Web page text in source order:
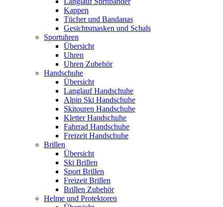
Kappen
Tücher und Bandanas
Gesichtsmasken und Schals
Sportuhren
Übersicht
Uhren
Uhren Zubehör
Handschuhe
Übersicht
Langlauf Handschuhe
Alpin Ski Handschuhe
Skitouren Handschuhe
Kletter Handschuhe
Fahrrad Handschuhe
Freizeit Handschuhe
Brillen
Übersicht
Ski Brillen
Sport Brillen
Freizeit Brillen
Brillen Zubehör
Helme und Protektoren